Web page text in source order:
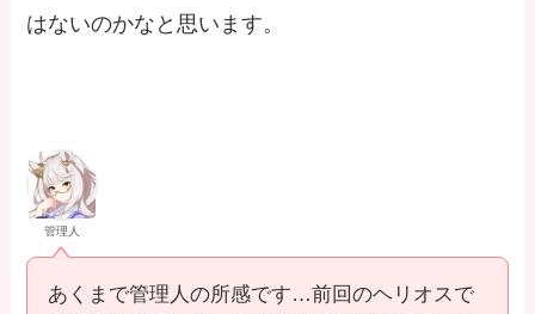
はないのかなと思います。
管理人
あくまで管理人の所感です…前回のヘリオスで